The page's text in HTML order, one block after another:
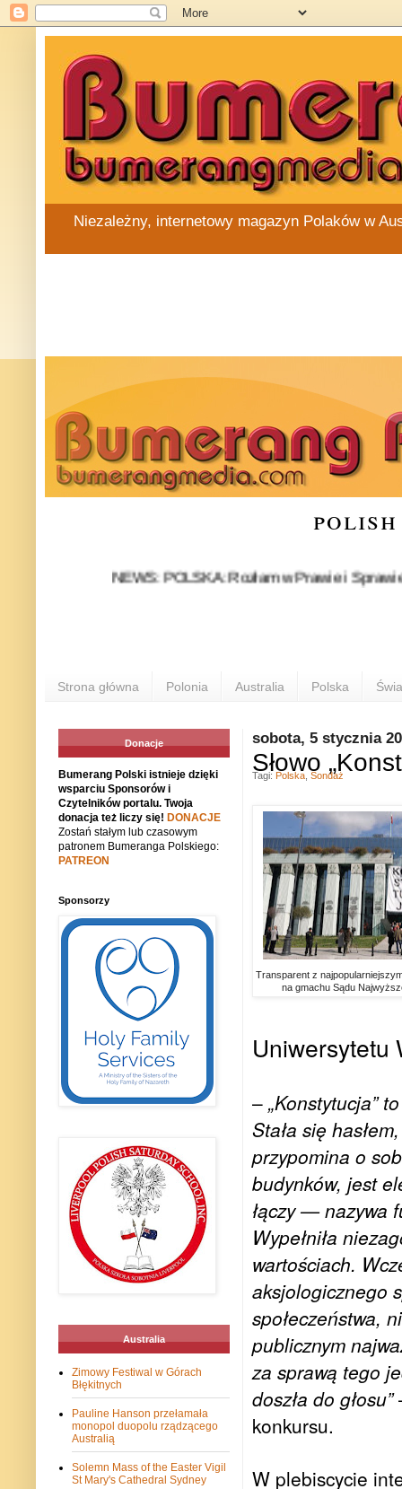
Niezależny, internetowy magazyn Polaków w
NEWS: POLSKA: Rozłam w Prawie i
Strona główna Polonia Australia Polska
sobota, 5 stycznia
Słowo
Transparent z
na gmachu Sądu
Uniwersytetu
– „Konstytucja”
Stała się
przypomina o
budynków, jest
łączy — nazywa
Wypełniła
wartościach.
aksjologicznego
społeczeństwa,
publicznym
za sprawą tego
doszła do głosu”
konkursu.
W plebiscycie
Tagi: Polska Sondaż
Donacje
Bumerang Polski istnieje dzięki
wsparciu Sponsorów i
Czytelników portalu. Twoja
donacja też liczy się! DONACJE
Zostań stałym lub czasowym
patronem Bumeranga Polskiego:
PATREON
Sponsorzy
Australia
Zimowy Festiwal w Górach
Błękitnych
Pauline Hanson przełamała
monopol duopolu rządzącego
Australią
Solemn Mass of the Easter Vigil
St Mary's Cathedral Sydney